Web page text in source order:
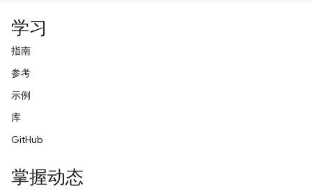
学习
指南
参考
示例
库
GitHub
掌握动态